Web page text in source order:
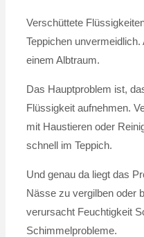
Verschüttete
Teppichen
einem Albtraum.
Das Hauptproblem ist,
Flüssigkeit aufnehmen.
mit Haustieren oder
schnell im Teppich.
Und genau da liegt das
Nässe zu vergilben oder
verursacht Feuchtigkeit
Schimmelprobleme.